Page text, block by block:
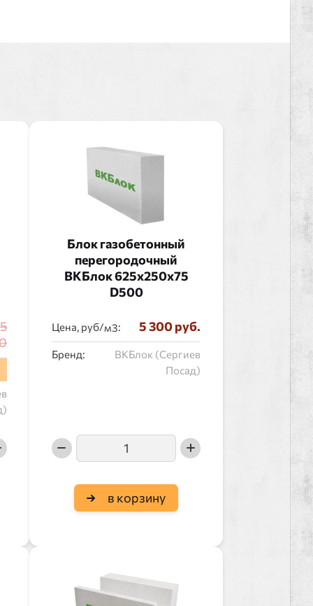
5
Блок газобетонный
перегородочный
ВКБлок 625x250x75
D500
Цена, руб/ : 5 300 руб.
Бренд:
ВКБлок (Сергиев
Посад)
в корзину